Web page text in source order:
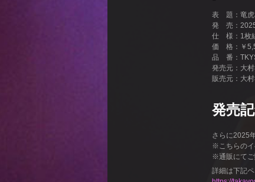
表 題：竜虎
発 売：
仕 様：1枚
価 格：￥
品 番：
発売元：大
販売元：大
発売
さらに2025
※こちらのイ
※通販にてご
詳細は下記